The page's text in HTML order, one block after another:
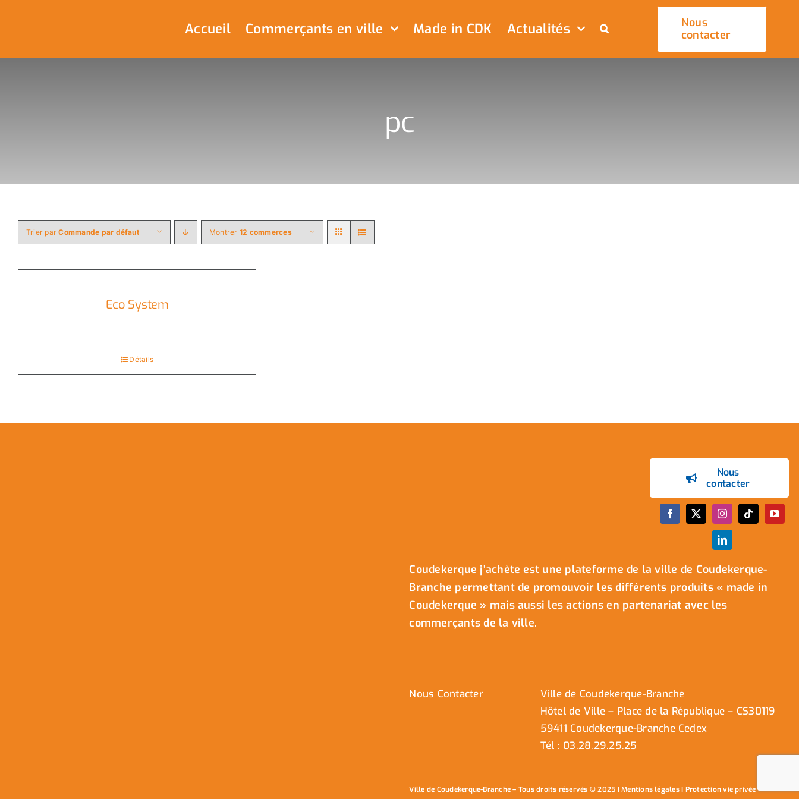
Accueil Commerçants en ville Made in CDK Actualités
Nous
contacter
pc
Trier parCommande par défaut Montrer 12 commerces
Eco System
Détails
Nous
contacter
Coudekerque j’achète est une plateforme de la ville de Coudekerque-
Branche permettant de promouvoir les différents produits « made in
Coudekerque » mais aussi les actions en partenariat avec les
commerçants de la ville.
Nous Contacter
Ville de Coudekerque-Branche
Hôtel de Ville – Place de la République – CS30119
59411 Coudekerque-Branche Cedex
Tél : 03.28.29.25.25
Ville de Coudekerque-Branche – Tous droits réservés © 2025 IMentions légalesI Protection vie privée